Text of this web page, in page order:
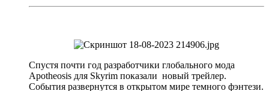
Спустя почти год разработчики глобального мода
Apotheosis для Skyrim показали новый трейлер.
События развернутся в открытом мире темного фэнтези.